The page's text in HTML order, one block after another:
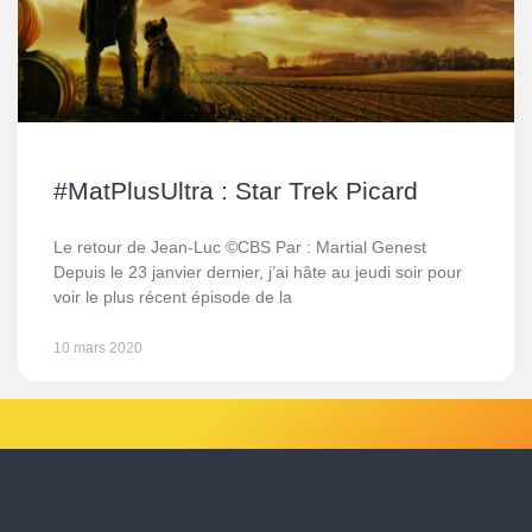
#MatPlusUltra : Star Trek Picard
Le retour de Jean-Luc ©CBS Par : Martial Genest
Depuis le 23 janvier dernier, j’ai hâte au jeudi soir pour
voir le plus récent épisode de la
10 mars 2020